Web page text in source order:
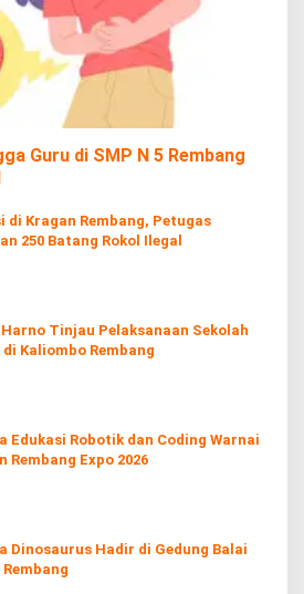
Guru di SMP N 5 Rembang
di Kragan Rembang, Petugas
250 Batang Rokol Ilegal
Tinjau Pelaksanaan Sekolah
di Kaliombo Rembang
Edukasi Robotik dan Coding Warnai
Rembang Expo 2026
Dinosaurus Hadir di Gedung Balai